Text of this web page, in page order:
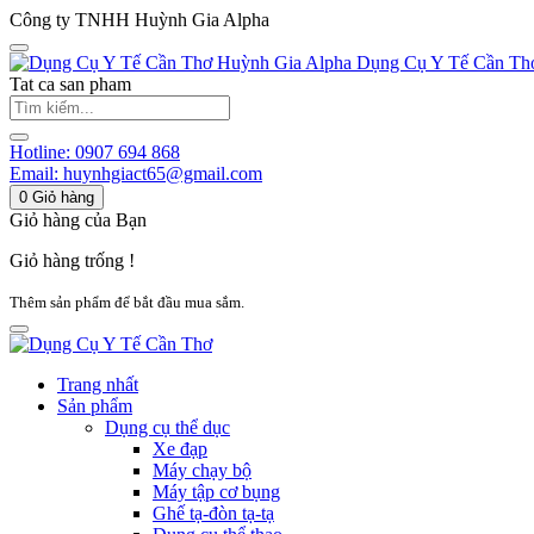
Công ty TNHH Huỳnh Gia Alpha
Huỳnh Gia Alpha Dụng Cụ Y Tế Cần
Tat ca san pham
Hotline: 0907 694 868
Email: huynhgiact65@gmail.com
0 Giỏ hàng
Giỏ hàng của Bạn
Giỏ hàng trống !
Thêm sản phẩm để bắt đầu mua sắm.
Trang nhất
Sản phẩm
Dụng cụ thể dục
Xe đạp
Máy chạy bộ
Máy tập cơ bụng
Ghế tạ-đòn tạ-tạ